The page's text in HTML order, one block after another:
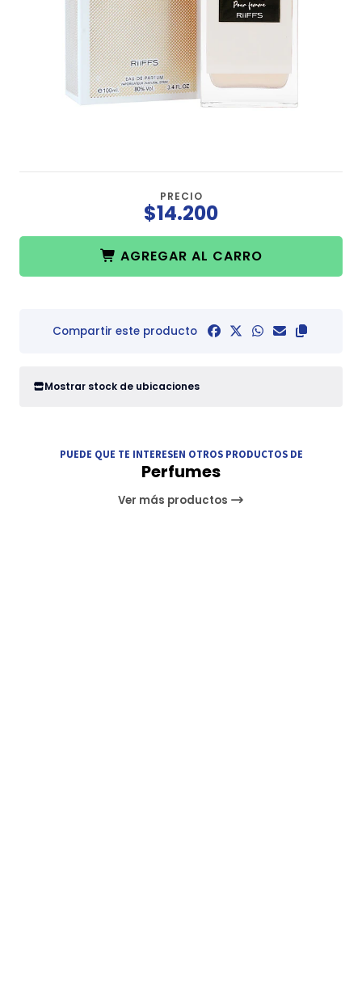
PRECIO
$14.200
AGREGAR AL CARRO
Compartir este producto
Mostrar stock de ubicaciones
PUEDE QUE TE INTERESEN OTROS PRODUCTOS DE
Perfumes
Ver más productos